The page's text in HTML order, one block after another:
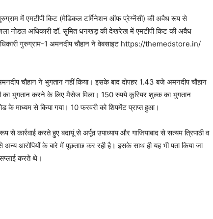
गुरुग्राम में एमटीपी किट (मेडिकल टर्मिनेशन ऑफ प्रेग्नेंसी) की अवैध रूप से
नोडल अधिकारी डॉ. सुमित धनखड़ की देखरेख में एमटीपी किट की अवैध
गुरुग्राम-1 अमनदीप चौहान ने वेबसाइट https://themedstore.in/
चौहान ने भुगतान नहीं किया। इसके बाद दोपहर 1.43 बजे अमनदीप चौहान
भुगतान करने के लिए मैसेज मिला। 150 रुपये कूरियर शुल्क का भुगतान
के माध्यम से किया गया। 10 फरवरी को शिपमेंट प्राप्त हुआ।
कार्रवाई करते हुए बदायूं से अर्पूव उपाध्याय और गाजियाबाद से सत्यम त्रिपाठी व
से अन्य आरोपियों के बारे में पूछताछ कर रही है। इसके साथ ही यह भी पता किया जा
करते थे।